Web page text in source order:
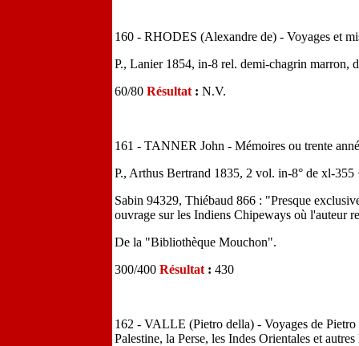
160 - RHODES (Alexandre de) - Voyages et
P., Lanier 1854, in-8 rel. demi-chagrin marron,
60/80 Résultat : N.V.
161 - TANNER John - Mémoires ou trente
P., Arthus Bertrand 1835, 2 vol. in-8° de xl-355
Sabin 94329, Thiébaud 866 : "Presque
ouvrage sur les Indiens Chipeways où l'auteur
De la "Bibliothèque Mouchon".
300/400 Résultat : 430
162 - VALLE (Pietro della) - Voyages de
Palestine, la Perse, les Indes Orientales et